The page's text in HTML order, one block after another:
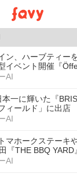
ン、ハーブティー
イベント開催『
AI
本一に輝いた『
ィールド」に出店
AI
マホークステーキ
『THE BBQ YARD』
AI